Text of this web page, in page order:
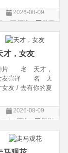
: 2026◎产
: 英国◎类
片◎语 言:
语◎上映日期:
2026-08-09
评论
动画
片
才，女友
名 天才，
友◎译 名 天
女友 / 去有你的夏
代 2026◎
地 中国大陆
情◎语 言 汉
普通话◎上映日期
2026-08-09
评论
国剧